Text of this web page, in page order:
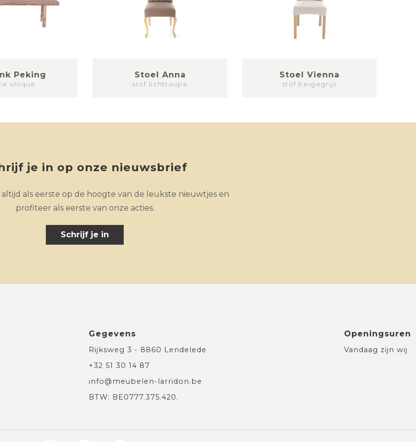
Peking
unique
Stoel Anna
stof lichttaupe
Stoel Vienna
stof beigegrijs
je in op onze nieuwsbrief
als eerste op de hoogte van de leukste nieuwtjes en
profiteer als eerste van onze acties.
Schrijf je in
Gegevens
Rijksweg 3 - 8860 Lendelede
+32 51 30 14 87
info@meubelen-larridon.be
BTW: BE0777.375.420.
Openingsuren
Vandaag zijn wij